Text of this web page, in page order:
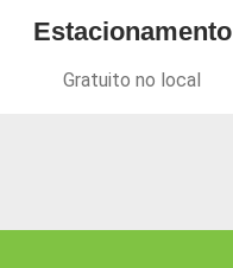
Estacionamento
Gratuito no local